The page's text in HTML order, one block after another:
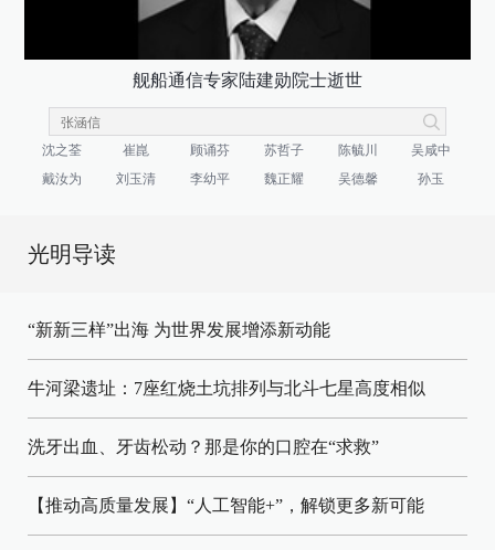
舰船通信专家陆建勋院士逝世
沈之荃 崔崑 顾诵芬 苏哲子 陈毓川
吴咸中
戴汝为
刘玉清 李幼平 魏正耀 吴德馨 孙玉
光明导读
“新新三样”出海 为世界发展增添新动能
牛河梁遗址：7座红烧土坑排列与北斗七星高度相似
洗牙出血、牙齿松动？那是你的口腔在“求救”
【推动高质量发展】“人工智能+”，解锁更多新可能